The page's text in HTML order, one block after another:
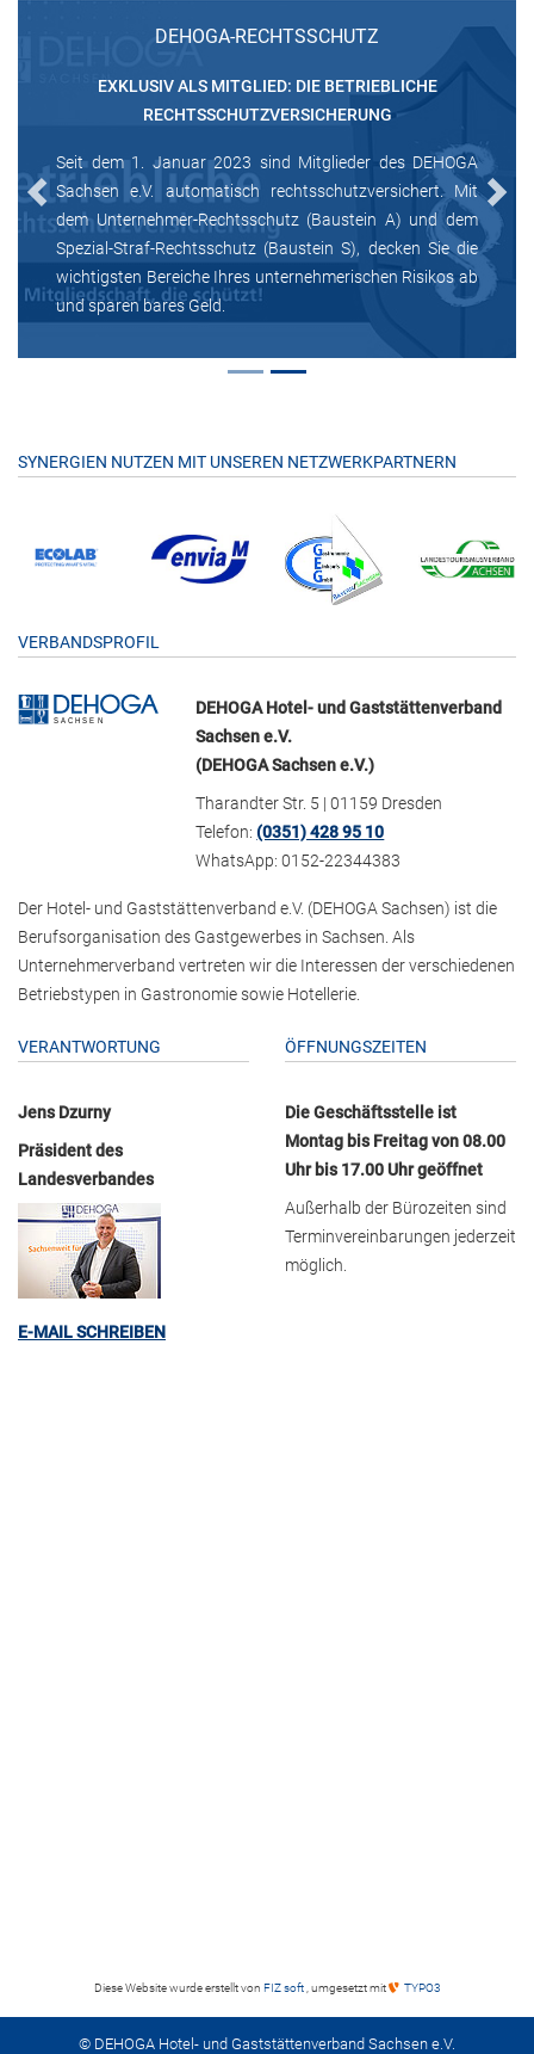
DEHOGA-RECHTSSCHUTZ
EXKLUSIV ALS MITGLIED: DIE BETRIEBLICHE
RECHTSSCHUTZVERSICHERUNG
Seit dem 1. Januar 2023 sind Mitglieder des DEHOGA
Sachsen e.V. automatisch rechtsschutzversichert. Mit
dem Unternehmer-Rechtsschutz (Baustein A) und dem
Spezial-Straf-Rechtsschutz (Baustein S), decken Sie die
wichtigsten Bereiche Ihres unternehmerischen Risikos ab
und sparen bares Geld.
Previous Next
SYNERGIEN NUTZEN MIT UNSEREN NETZWERKPARTNERN
VERBANDSPROFIL
DEHOGA Hotel- und Gaststättenverband
Sachsen e.V.
(DEHOGA Sachsen e.V.)
Tharandter Str. 5 | 01159 Dresden
Telefon:(0351) 428 95 10
WhatsApp: 0152-22344383
Der Hotel- und Gaststättenverband e.V. (DEHOGA Sachsen) ist die
Berufsorganisation des Gastgewerbes in Sachsen. Als
Unternehmerverband vertreten wir die Interessen der verschiedenen
Betriebstypen in Gastronomie sowie Hotellerie.
VERANTWORTUNG
Jens Dzurny
Präsident des
Landesverbandes
E-MAIL SCHREIBEN
ÖFFNUNGSZEITEN
Die Geschäftsstelle ist
Montag bis Freitag von 08.00
Uhr bis 17.00 Uhr geöffnet
Außerhalb der Bürozeiten sind
Terminvereinbarungen jederzeit
möglich.
Diese Website wurde erstellt von FIZ soft , umgesetzt mit TYPO3
© DEHOGA Hotel- und Gaststättenverband Sachsen e.V.